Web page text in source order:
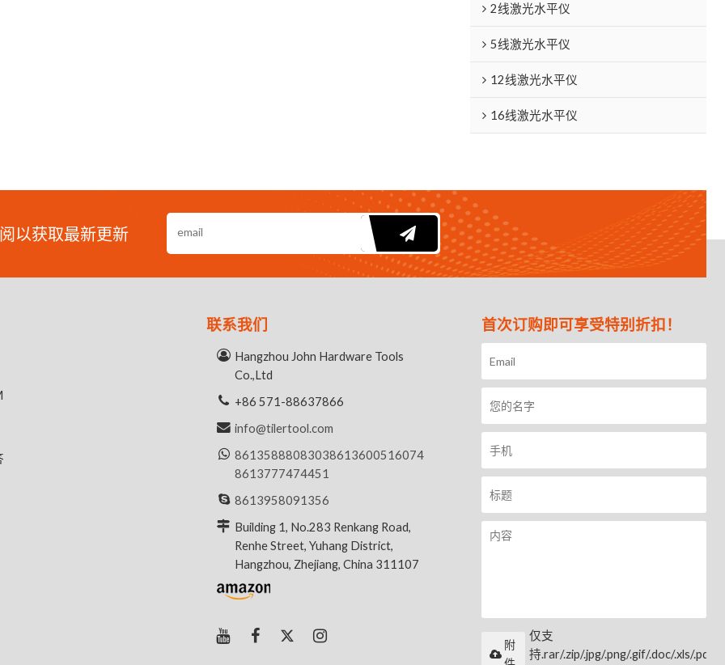
2线激光水平仪
5线激光水平仪
12线激光水平仪
16线激光水平仪
以获取最新更新
联系我们
Hangzhou John Hardware Tools
Co.,Ltd
+86 571-88637866
info@tilertool.com
86135888083038613600516074
8613777474451
8613958091356
Building 1, No.283 Renkang Road,
Renhe Street, Yuhang District,
Hangzhou, Zhejiang, China 311107
首次订购即可享受特别折扣！
仅支
持.rar/.zip/.jpg/.png/.gif/.doc/.xls/.pdf
附